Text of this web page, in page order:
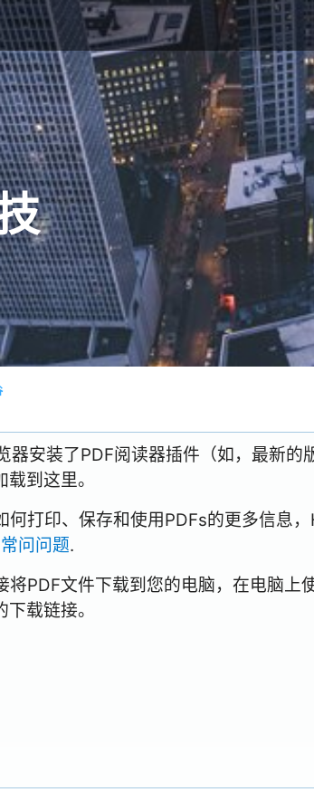
器安装了PDF阅读器插件（如，最新的
到这里。
何打印、保存和使用PDFs的更多信息
问问题.
将PDF文件下载到您的电脑，在电脑上
载链接。